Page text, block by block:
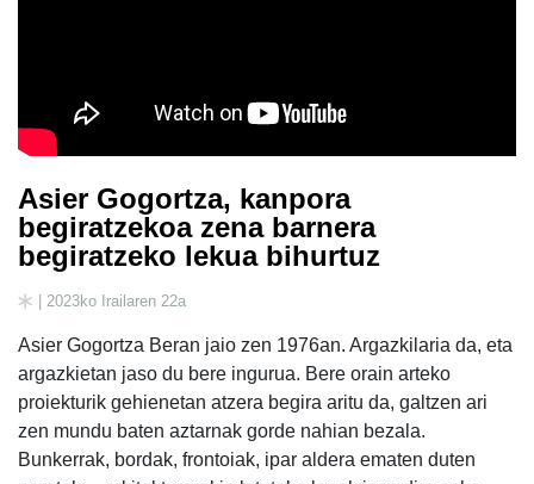
Asier Gogortza, kanpora
begiratzekoa zena barnera
begiratzeko lekua bihurtuz
| 2023ko Irailaren 22a
Asier Gogortza Beran jaio zen 1976an. Argazkilaria da, eta
argazkietan jaso du bere ingurua. Bere orain arteko
proiekturik gehienetan atzera begira aritu da, galtzen ari
zen mundu baten aztarnak gorde nahian bezala.
Bunkerrak, bordak, frontoiak, ipar aldera ematen duten